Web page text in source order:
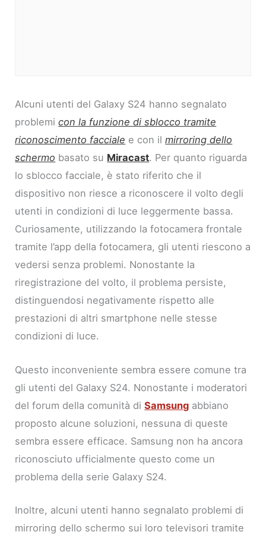
Alcuni utenti del Galaxy S24 hanno segnalato
problemicon la funzione di sblocco tramite
riconoscimento facciale e con ilmirroring dello
schermo basato su Miracast. Per quanto riguarda
lo sblocco facciale, è stato riferito che il
dispositivo non riesce a riconoscere il volto degli
utenti in condizioni di luce leggermente bassa.
Curiosamente, utilizzando la fotocamera frontale
tramite l’app della fotocamera, gli utenti riescono a
vedersi senza problemi. Nonostante la
riregistrazione del volto, il problema persiste,
distinguendosi negativamente rispetto alle
prestazioni di altri smartphone nelle stesse
condizioni di luce.
Questo inconveniente sembra essere comune tra
gli utenti del Galaxy S24. Nonostante i moderatori
del forum della comunità diSamsung abbiano
proposto alcune soluzioni, nessuna di queste
sembra essere efficace. Samsung non ha ancora
riconosciuto ufficialmente questo come un
problema della serie Galaxy S24.
Inoltre, alcuni utenti hanno segnalato problemi di
mirroring dello schermo sui loro televisori tramite